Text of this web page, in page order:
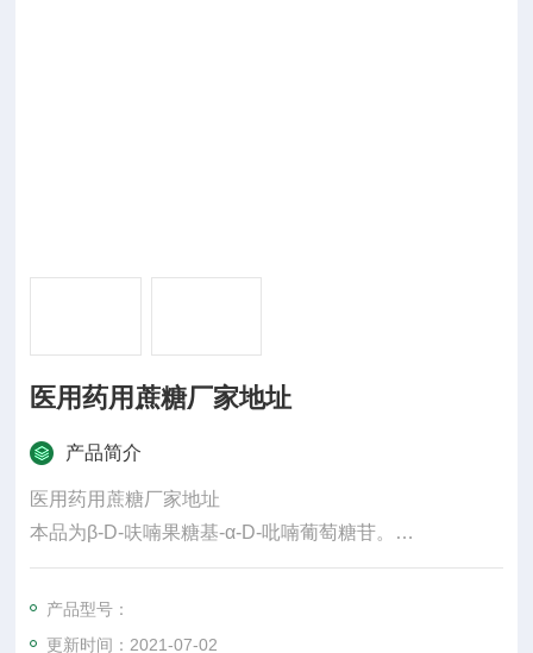
医用药用蔗糖厂家地址
产品简介
医用药用蔗糖厂家地址
本品为β-D-呋喃果糖基-α-D-吡喃葡萄糖苷。
【性状】本品为无色结晶或白色结晶性的松散粉
末。
本品在水中极易溶解，在中微溶，在无水中几乎不
产品型号：
更新时间：2021-07-02